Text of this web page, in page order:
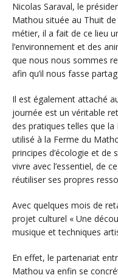
Nicolas Saraval, le
Mathou située au Thuit de
métier, il a fait de ce lieu
l’environnement et des
que nous nous sommes
afin qu’il nous fasse
Il est également attaché
journée est un véritable
des pratiques telles que la
utilisé à la Ferme du
principes d’écologie et de
vivre avec l’essentiel, de
réutiliser ses propres
Avec quelques mois de
projet culturel « Une
musique et techniques
En effet, le partenariat
Mathou va enfin se